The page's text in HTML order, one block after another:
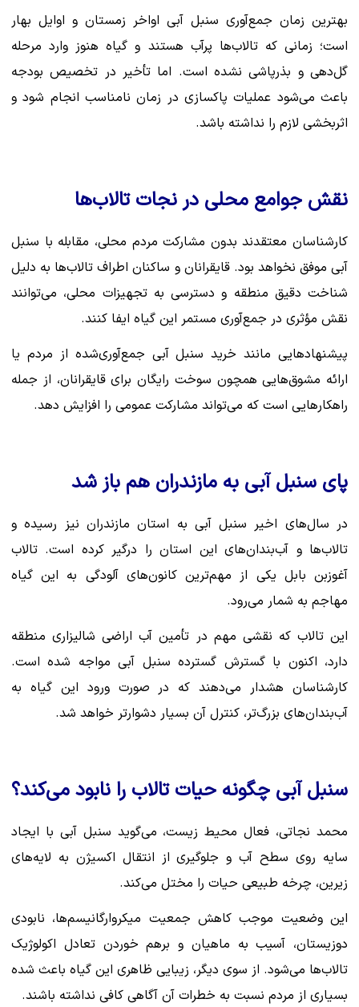
بهترین زمان جمع‌آوری سنبل آبی اواخر زمستان و اوایل بهار
است؛ زمانی که تالاب‌ها پرآب هستند و گیاه هنوز وارد مرحله
گل‌دهی و بذرپاشی نشده است. اما تأخیر در تخصیص بودجه
باعث می‌شود عملیات پاکسازی در زمان نامناسب انجام شود و
اثربخشی لازم را نداشته باشد.
نقش جوامع محلی در نجات تالاب‌ها
کارشناسان معتقدند بدون مشارکت مردم محلی، مقابله با سنبل
آبی موفق نخواهد بود. قایقرانان و ساکنان اطراف تالاب‌ها به دلیل
شناخت دقیق منطقه و دسترسی به تجهیزات محلی، می‌توانند
نقش مؤثری در جمع‌آوری مستمر این گیاه ایفا کنند.
پیشنهادهایی مانند خرید سنبل آبی جمع‌آوری‌شده از مردم یا
ارائه مشوق‌هایی همچون سوخت رایگان برای قایقرانان، از جمله
راهکارهایی است که می‌تواند مشارکت عمومی را افزایش دهد.
پای سنبل آبی به مازندران هم باز شد
در سال‌های اخیر سنبل آبی به استان مازندران نیز رسیده و
تالاب‌ها و آب‌بندان‌های این استان را درگیر کرده است. تالاب
آغوزبن بابل یکی از مهم‌ترین کانون‌های آلودگی به این گیاه
مهاجم به شمار می‌رود.
این تالاب که نقشی مهم در تأمین آب اراضی شالیزاری منطقه
دارد، اکنون با گسترش گسترده سنبل آبی مواجه شده است.
کارشناسان هشدار می‌دهند که در صورت ورود این گیاه به
آب‌بندان‌های بزرگ‌تر، کنترل آن بسیار دشوارتر خواهد شد.
سنبل آبی چگونه حیات تالاب را نابود می‌کند؟
محمد نجاتی، فعال محیط زیست، می‌گوید سنبل آبی با ایجاد
سایه روی سطح آب و جلوگیری از انتقال اکسیژن به لایه‌های
زیرین، چرخه طبیعی حیات را مختل می‌کند.
این وضعیت موجب کاهش جمعیت میکروارگانیسم‌ها، نابودی
دوزیستان، آسیب به ماهیان و برهم خوردن تعادل اکولوژیک
تالاب‌ها می‌شود. از سوی دیگر، زیبایی ظاهری این گیاه باعث شده
بسیاری از مردم نسبت به خطرات آن آگاهی کافی نداشته باشند.